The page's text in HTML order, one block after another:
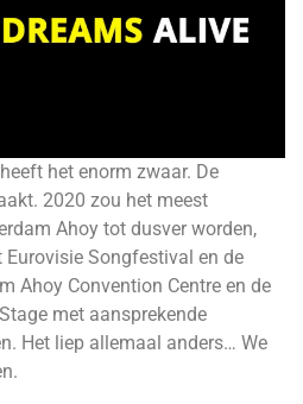
het enorm zwaar. De
2020 zou het meest
Ahoy tot dusver worden,
Songfestival en de
Ahoy Convention Centre en de
met aansprekende
Het liep allemaal anders… We